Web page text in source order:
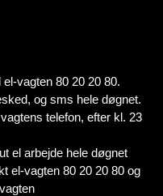
vagten 80 20 20 80.
og sms hele døgnet.
telefon, efter kl. 23
el arbejde hele døgnet
el-vagten 80 20 20 80 og